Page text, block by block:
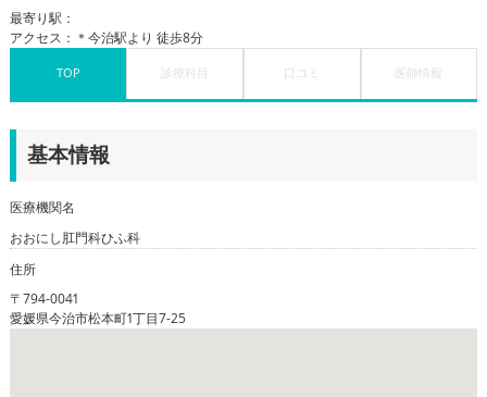
最寄り駅：
アクセス：＊今治駅より 徒歩8分
TOP 診療科目 口コミ 医師情報
基本情報
医療機関名
おおにし肛門科ひふ科
住所
〒794-0041
愛媛県今治市松本町1丁目7-25